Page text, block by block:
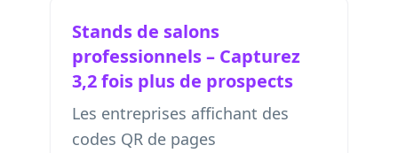
Stands de salons
professionnels – Capturez
3,2 fois plus de prospects
Les entreprises affichant des
codes QR de pages